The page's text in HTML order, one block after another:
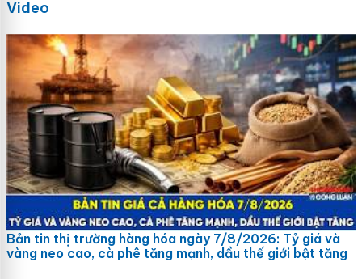
Video
Bản tin thị trường hàng hóa ngày 7/8/2026: Tỷ giá và
vàng neo cao, cà phê tăng mạnh, dầu thế giới bật tăng